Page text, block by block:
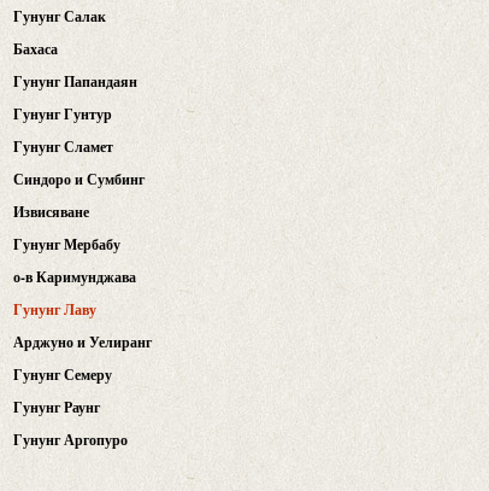
Гунунг Салак
Бахаса
Гунунг Папандаян
Гунунг Гунтур
Гунунг Сламет
Синдоро и Сумбинг
Извисяване
Гунунг Мербабу
о-в Каримунджава
Гунунг Лаву
Арджуно и Уелиранг
Гунунг Семеру
Гунунг Раунг
Гунунг Аргопуро